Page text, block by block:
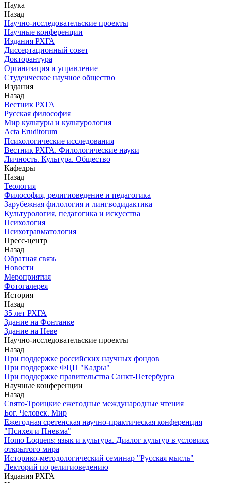
Наука
Назад
Научно-исследовательские проекты
Научные конференции
Издания РХГА
Диссертационный совет
Докторантура
Организация и управление
Студенческое научное общество
Издания
Назад
Вестник РХГА
Русская философия
Мир культуры и культурология
Acta Eruditorum
Психологические исследования
Вестник РХГА. Филологические науки
Личность. Культура. Общество
Кафедры
Назад
Теология
Философия, религиоведение и педагогика
Зарубежная филология и лингводидактика
Культурология, педагогика и искусства
Психология
Психотравматология
Пресс-центр
Назад
Обратная связь
Новости
Мероприятия
Фотогалерея
История
Назад
З5 лет РХГА
Здание на Фонтанке
Здание на Неве
Научно-исследовательские проекты
Назад
При поддержке российских научных фондов
При поддержке ФЦП "Кадры"
При поддержке правительства Санкт-Петербурга
Научные конференции
Назад
Свято-Троицкие ежегодные международные чтения
Бог. Человек. Мир
Ежегодная сретенская научно-практическая конференция
"Психея и Пневма"
Homo Loquens: язык и культура. Диалог культур в условиях
открытого мира
Историко-методологический семинар "Русская мысль"
Лекторий по религиоведению
Издания РХГА